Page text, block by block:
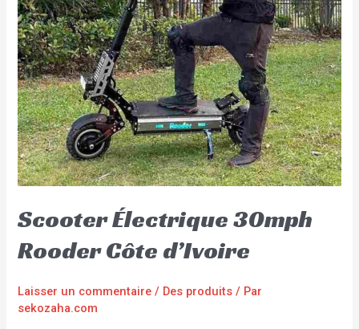
Scooter Électrique 30mph
Rooder Côte d’Ivoire
Laisser un commentaire / Des produits / Par
sekozaha.com